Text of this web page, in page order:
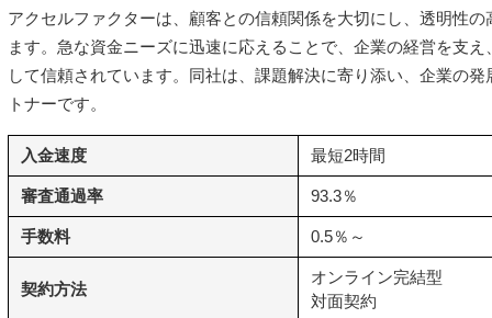
アクセルファクターは、顧客との信頼関係を大切にし、透明性
ます。急な資金ニーズに迅速に応えることで、企業の経営を支
して信頼されています。同社は、課題解決に寄り添い、企業の
トナーです。
入金速度 最短2時間
審査通過率 93.3％
手数料 0.5％～
契約方法
オンライン完結型
対面契約